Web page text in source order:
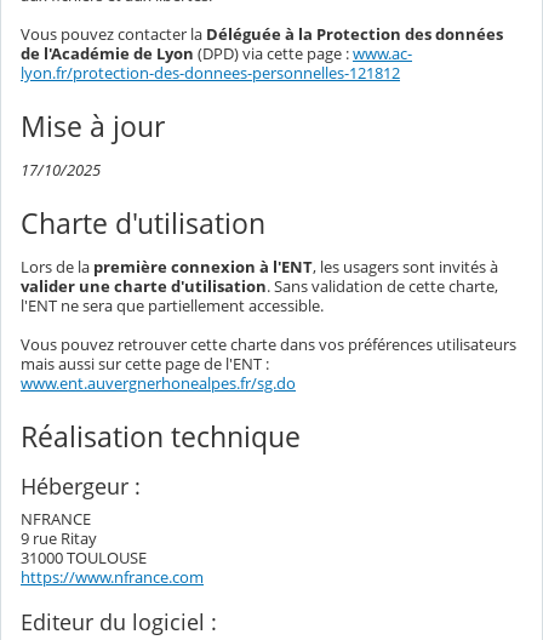
Vous pouvez contacter la Déléguée à la Protection des données
de l'Académie de Lyon (DPD) via cette page :www.ac-
lyon.fr/protection-des-donnees-personnelles-121812
Mise à jour
17/10/2025
Charte d'utilisation
Lors de la première connexion à l'ENT, les usagers sont invités à
valider une charte d'utilisation. Sans validation de cette charte,
l'ENT ne sera que partiellement accessible.
Vous pouvez retrouver cette charte dans vos préférences utilisateurs
mais aussi sur cette page de l'ENT :
www.ent.auvergnerhonealpes.fr/sg.do
Réalisation technique
Hébergeur :
NFRANCE
9 rue Ritay
31000 TOULOUSE
https://www.nfrance.com
Editeur du logiciel :